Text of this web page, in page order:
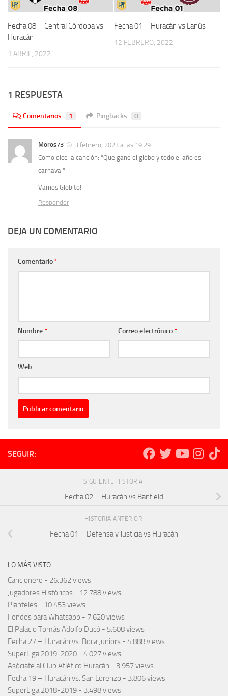
Fecha 08 – Central Córdoba vs
Huracán
1 ABRIL, 2022
Fecha 01 – Huracán vs Lanús
12 FEBRERO, 2022
1 RESPUESTA
Comentarios 1 Pingbacks 0
Moros73
3 febrero, 2023 a las 19:29
Como dice la canción: “Que gane el globo y todo el año es
carnaval”
Vamos Globito!
Responder
DEJA UN COMENTARIO
Comentario*
Nombre* Correo electrónico*
Web
SEGUIR:
SIGUIENTE HISTORIA
Fecha 02 – Huracán vs Banfield
HISTORIA ANTERIOR
Fecha 01 – Defensa y Justicia vs Huracán
LO MÁS VISTO
Cancionero - 26.362 views
Jugadores Históricos - 12.788 views
Planteles - 10.453 views
Fondos para Whatsapp - 7.620 views
El Palacio Tomás Adolfo Ducó - 5.608 views
Fecha 27 – Huracán vs. Boca Juniors - 4.888 views
SuperLiga 2019-2020 - 4.027 views
Asóciate al Club Atlético Huracán - 3.957 views
Fecha 19 – Huracán vs. San Lorenzo - 3.806 views
SuperLiga 2018-2019 - 3.498 views